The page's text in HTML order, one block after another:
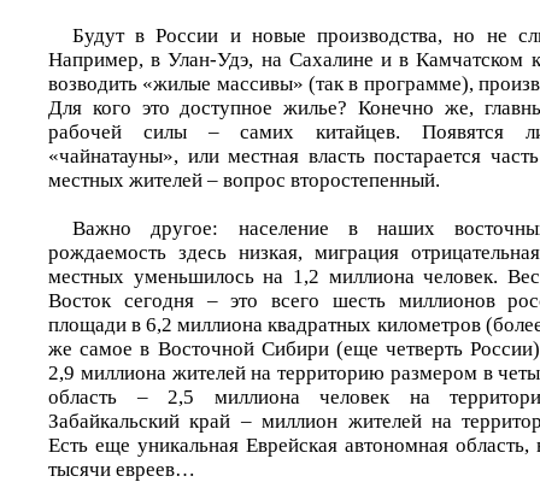
Будут в России и новые производства, но не
Например, в Улан-Удэ, на Сахалине и в Камчатском
возводить «жилые массивы» (так в программе),
Для кого это доступное жилье? Конечно же,
рабочей силы – самих китайцев. Появятся
«чайнатауны», или местная власть постарается
местных жителей – вопрос второстепенный.
Важно другое: население в наших
рождаемость здесь низкая, миграция
местных уменьшилось на 1,2 миллиона человек.
Восток сегодня – это всего шесть миллионов
площади в 6,2 миллиона квадратных километров
же самое в Восточной Сибири (еще четверть
2,9 миллиона жителей на территорию размером в
область – 2,5 миллиона человек на
Забайкальский край – миллион жителей на
Есть еще уникальная Еврейская автономная область,
тысячи евреев…